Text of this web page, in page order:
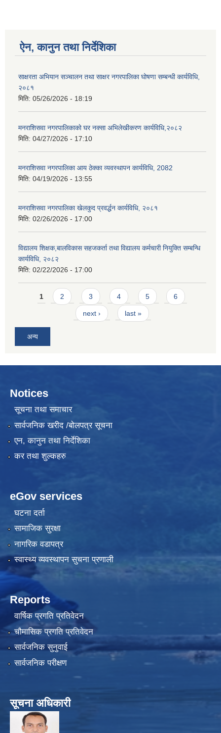
ऐन, कानुन तथा निर्देशिका
साक्षरता अभियान सञ्चालन तथा साक्षर नगरपालिका घोषणा सम्बन्धी कार्यविधि,
२०८१
मिति: 05/26/2026 - 18:19
मनराशिसवा नगरपालिकाको घर नक्सा अभिलेखीकरण कार्यविधि,२०८२
मिति: 04/27/2026 - 17:10
मनराशिसवा नगरपालिका आय ठेक्का व्यवस्थापन कार्यविधि, 2082
मिति: 04/19/2026 - 13:55
मनराशिसवा नगरपालिका खेलकुद प्रवर्द्धन कार्यविधि, २०८१
मिति: 02/26/2026 - 17:00
विद्यालय शिक्षक,बालविकास सहजकर्ता तथा विद्यालय कर्मचारी नियुक्ति सम्बन्धि
कार्यविधि, २०८२
मिति: 02/22/2026 - 17:00
Pages
1 2 3 4 5 6
next › last »
अन्य
Notices
सूचना तथा समाचार
सार्वजनिक खरीद /बोलपत्र सूचना
एन, कानुन तथा निर्देशिका
कर तथा शुल्कहरु
eGov services
घटना दर्ता
सामाजिक सुरक्षा
नागरिक वडापत्र
स्वास्थ्य व्यवस्थापन सुचना प्रणाली
Reports
वार्षिक प्रगति प्रतिवेदन
चौमासिक प्रगति प्रतिवेदन
सार्वजनिक सुनुवाई
सार्वजनिक परीक्षण
सूचना अधिकारी